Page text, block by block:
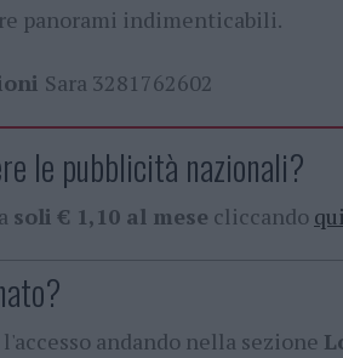
panorami indimenticabili.
Sara 3281762602
le pubblicità nazionali?
soli € 1,10 al mese cliccando qui
andando nella sezione